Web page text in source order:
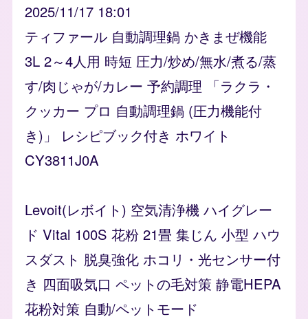
2025/11/17 18:01
ティファール 自動調理鍋 かきまぜ機能
3L 2～4人用 時短 圧力/炒め/無水/煮る/蒸
す/肉じゃが/カレー 予約調理 「ラクラ・
クッカー プロ 自動調理鍋 (圧力機能付
き)」 レシピブック付き ホワイト
CY3811J0A
Levoit(レボイト) 空気清浄機 ハイグレー
ド Vital 100S 花粉 21畳 集じん 小型 ハウ
スダスト 脱臭強化 ホコリ・光センサー付
き 四面吸気口 ペットの毛対策 静電HEPA
花粉対策 自動/ペットモード